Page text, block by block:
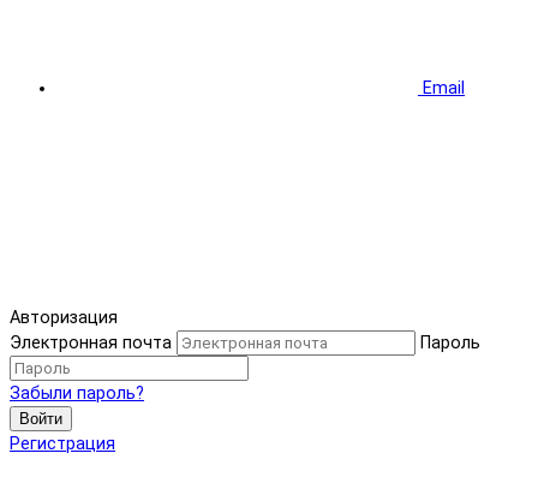
Email
Авторизация
Электронная почта
Пароль
Забыли пароль?
Войти
Регистрация